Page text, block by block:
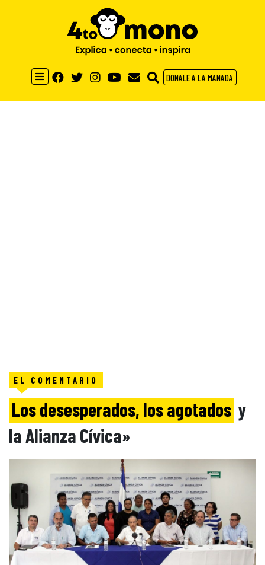
DONALE A LA MANADA
EL COMENTARIO
Los desesperados, los agotados y
la Alianza Cívica»